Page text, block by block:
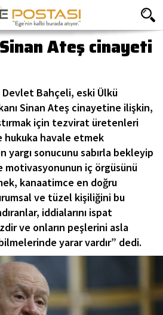
Ateş cinayeti
Devlet Bahçeli, eski Ülkü
Sinan Ateş cinayetine ilişkin,
için tezvirat üretenleri
hukuka havale etmek
yargı sonucunu sabırla bekleyip
motivasyonunun iç örgüsünü
kanaatimce en doğru
ve tüzel kişiliğini bu
iddialarını ispat
ve onların peşlerini asla
bilmelerinde yarar vardır” dedi.